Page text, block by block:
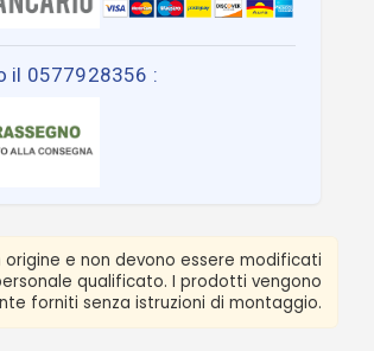
il 0577928356 :
e non devono essere modificati
qualificato. I prodotti vengono
forniti senza istruzioni di montaggio.